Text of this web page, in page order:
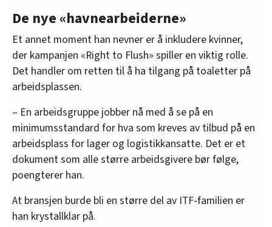
De nye «havnearbeiderne»
Et annet moment han nevner er å inkludere kvinner,
der kampanjen «Right to Flush» spiller en viktig rolle.
Det handler om retten til å ha tilgang på toaletter på
arbeidsplassen.
– En arbeidsgruppe jobber nå med å se på en
minimumsstandard for hva som kreves av tilbud på en
arbeidsplass for lager og logistikkansatte. Det er et
dokument som alle større arbeidsgivere bør følge,
poengterer han.
At bransjen burde bli en større del av ITF-familien er
han krystallklar på.